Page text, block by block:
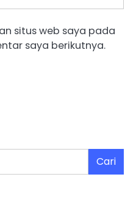
situs web saya pada
saya berikutnya.
Cari